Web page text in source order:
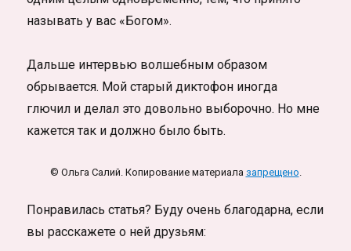
называть у вас «Богом».
Дальше интервью волшебным образом
обрывается. Мой старый диктофон иногда
глючил и делал это довольно выборочно. Но мне
кажется так и должно было быть.
© Ольга Салий. Копирование материала запрещено.
Понравилась статья? Буду очень благодарна, если
вы расскажете о ней друзьям: